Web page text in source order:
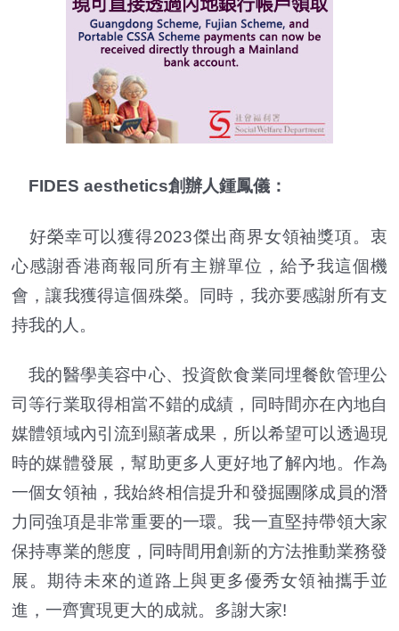
FIDES aesthetics創辦人鍾鳳儀：
好榮幸可以獲得2023傑出商界女領袖獎項。衷
心感謝香港商報同所有主辦單位，給予我這個機
會，讓我獲得這個殊榮。同時，我亦要感謝所有支
持我的人。
我的醫學美容中心、投資飲食業同埋餐飲管理公
司等行業取得相當不錯的成績，同時間亦在內地自
媒體領域內引流到顯著成果，所以希望可以透過現
時的媒體發展，幫助更多人更好地了解內地。作為
一個女領袖，我始終相信提升和發掘團隊成員的潛
力同強項是非常重要的一環。我一直堅持帶領大家
保持專業的態度，同時間用創新的方法推動業務發
展。期待未來的道路上與更多優秀女領袖攜手並
進，一齊實現更大的成就。多謝大家!